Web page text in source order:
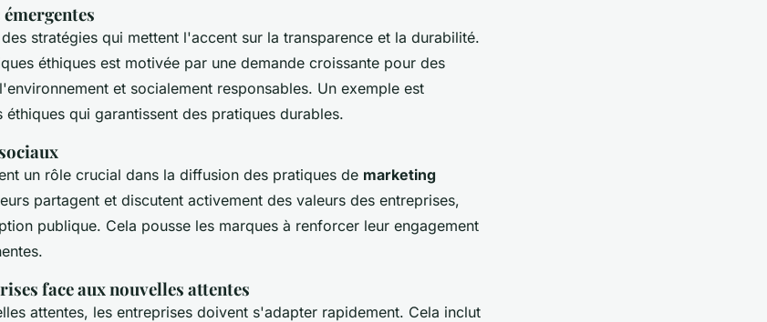
stratégies qui mettent l'accent sur la transparence et la durabilité.
éthiques est motivée par une demande croissante pour des
et socialement responsables. Un exemple est
qui garantissent des pratiques durables.
un rôle crucial dans la diffusion des pratiques de marketing
partagent et discutent activement des valeurs des entreprises,
publique. Cela pousse les marques à renforcer leur engagement
face aux nouvelles attentes
attentes, les entreprises doivent s'adapter rapidement. Cela inclut